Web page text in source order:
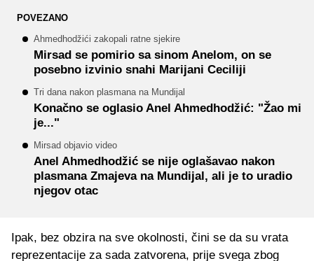
POVEZANO
Ahmedhodžići zakopali ratne sjekire
Mirsad se pomirio sa sinom Anelom, on se
posebno izvinio snahi Marijani Ceciliji
Tri dana nakon plasmana na Mundijal
Konačno se oglasio Anel Ahmedhodžić: "Žao mi
je..."
Mirsad objavio video
Anel Ahmedhodžić se nije oglašavao nakon
plasmana Zmajeva na Mundijal, ali je to uradio
njegov otac
Ipak, bez obzira na sve okolnosti, čini se da su vrata
reprezentacije za sada zatvorena, prije svega zbog